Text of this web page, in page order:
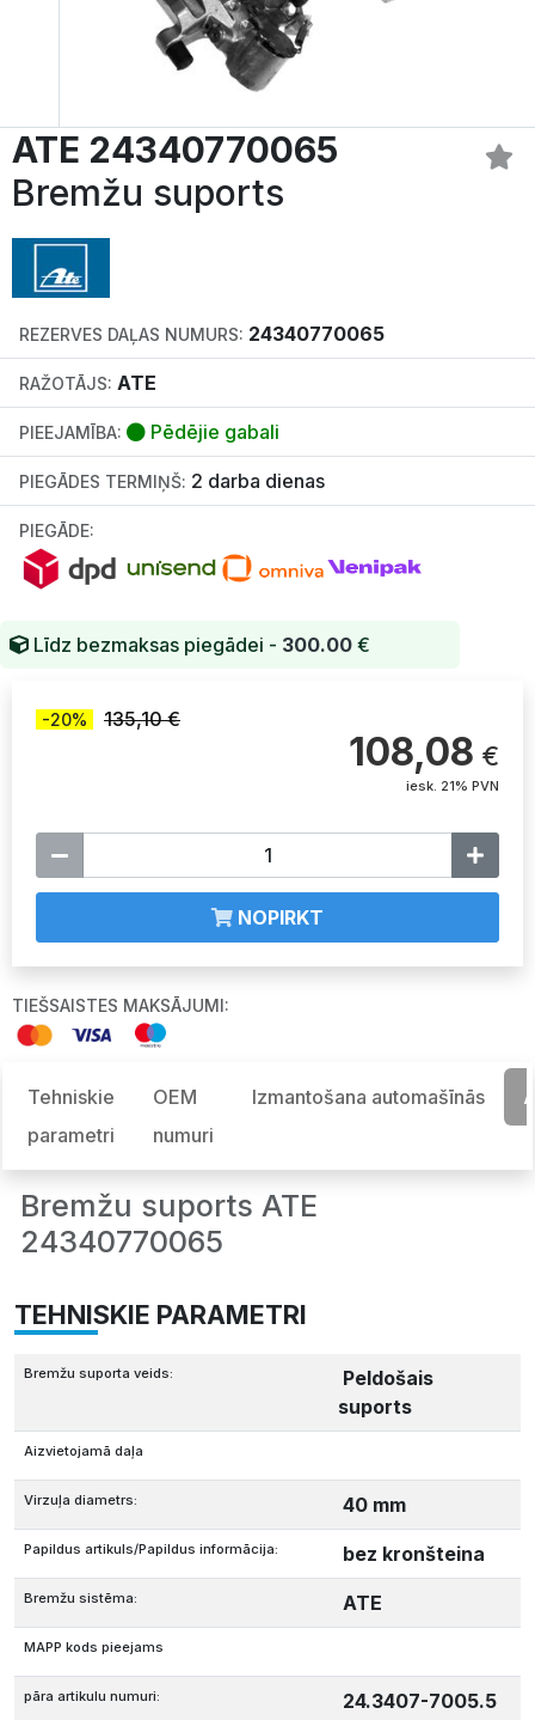
ATE 24340770065
Bremžu suports
REZERVES DAĻAS NUMURS: 24340770065
RAŽOTĀJS: ATE
PIEEJAMĪBA: Pēdējie gabali
PIEGĀDES TERMIŅŠ: 2 darba dienas
PIEGĀDE:
Līdz bezmaksas piegādei - 300.00 €
-20% 135,10 €
108,08 €
iesk. 21% PVN
NOPIRKT
TIEŠSAISTES MAKSĀJUMI:
Tehniskie
parametri
OEM
numuri
Izmantošana automašīnās
Bremžu suports ATE
24340770065
TEHNISKIE PARAMETRI
Bremžu suporta veids:
Peldošais
suports
Aizvietojamā daļa
Virzuļa diametrs: 40 mm
Papildus artikuls/Papildus informācija: bez kronšteina
Bremžu sistēma: ATE
MAPP kods pieejams
pāra artikulu numuri: 24.3407-7005.5